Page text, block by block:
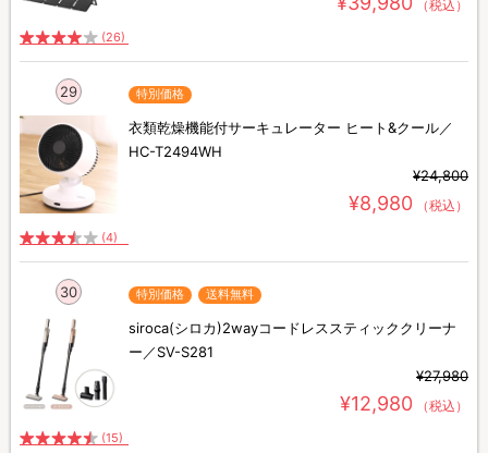
（税込）
(26)
29 特別価格
衣類乾燥機能付サーキュレーター ヒート&クール／
HC-T2494WH
¥24,800
¥8,980 （税込）
(4)
30 特別価格 送料無料
siroca(シロカ)2wayコードレススティッククリーナ
ー／SV-S281
¥27,980
¥12,980 （税込）
(15)